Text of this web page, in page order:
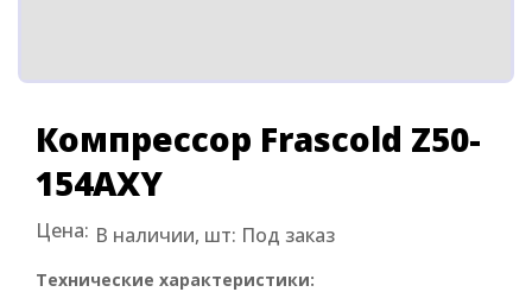
Компрессор Frascold Z50-
154AXY
Цена: В наличии, шт: Под заказ
Технические характеристики: